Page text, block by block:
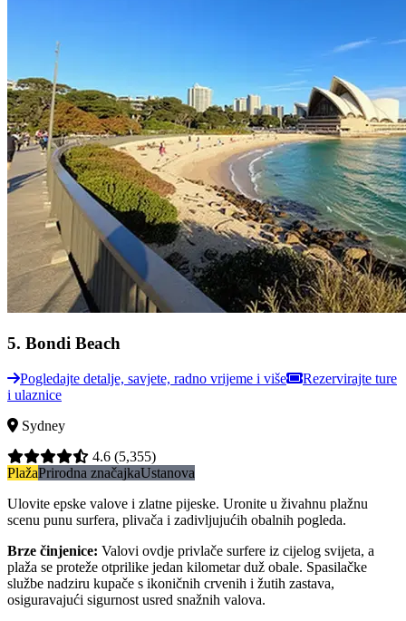
5. Bondi Beach
Pogledajte detalje, savjete, radno vrijeme i više
Rezervirajte ture
i ulaznice
Sydney
4.6 (5,355)
PlažaPrirodna značajkaUstanova
Ulovite epske valove i zlatne pijeske. Uronite u živahnu plažnu
scenu punu surfera, plivača i zadivljujućih obalnih pogleda.
Brze činjenice: Valovi ovdje privlače surfere iz cijelog svijeta, a
plaža se proteže otprilike jedan kilometar duž obale. Spasilačke
službe nadziru kupače s ikoničnih crvenih i žutih zastava,
osiguravajući sigurnost usred snažnih valova.